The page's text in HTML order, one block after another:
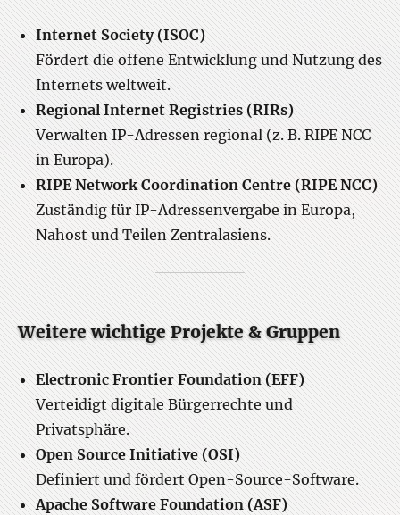
Internet Society (ISOC)
Fördert die offene Entwicklung und Nutzung des
Internets weltweit.
Regional Internet Registries (RIRs)
Verwalten IP-Adressen regional (z. B. RIPE NCC
in Europa).
RIPE Network Coordination Centre (RIPE NCC)
Zuständig für IP-Adressenvergabe in Europa,
Nahost und Teilen Zentralasiens.
Weitere wichtige Projekte & Gruppen
Electronic Frontier Foundation (EFF)
Verteidigt digitale Bürgerrechte und
Privatsphäre.
Open Source Initiative (OSI)
Definiert und fördert Open-Source-Software.
Apache Software Foundation (ASF)